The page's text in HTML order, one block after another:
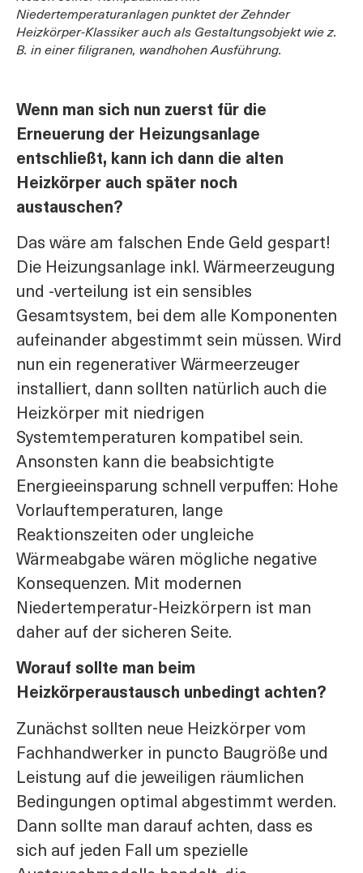
Niedertemperaturanlagen punktet der Zehnder
Heizkörper-Klassiker auch als Gestaltungsobjekt wie z.
B. in einer filigranen, wandhohen Ausführung.
Wenn man sich nun zuerst für die
Erneuerung der Heizungsanlage
entschließt, kann ich dann die alten
Heizkörper auch später noch
austauschen?
Das wäre am falschen Ende Geld gespart!
Die Heizungsanlage inkl. Wärmeerzeugung
und -verteilung ist ein sensibles
Gesamtsystem, bei dem alle Komponenten
aufeinander abgestimmt sein müssen. Wird
nun ein regenerativer Wärmeerzeuger
installiert, dann sollten natürlich auch die
Heizkörper mit niedrigen
Systemtemperaturen kompatibel sein.
Ansonsten kann die beabsichtigte
Energieeinsparung schnell verpuffen: Hohe
Vorlauftemperaturen, lange
Reaktionszeiten oder ungleiche
Wärmeabgabe wären mögliche negative
Konsequenzen. Mit modernen
Niedertemperatur-Heizkörpern ist man
daher auf der sicheren Seite.
Worauf sollte man beim
Heizkörperaustausch unbedingt achten?
Zunächst sollten neue Heizkörper vom
Fachhandwerker in puncto Baugröße und
Leistung auf die jeweiligen räumlichen
Bedingungen optimal abgestimmt werden.
Dann sollte man darauf achten, dass es
sich auf jeden Fall um spezielle